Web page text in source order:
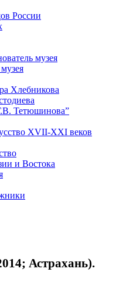
России
музея
Хлебникова
Тетюшинова”
XVII-XXI веков
и Востока
Астрахань).